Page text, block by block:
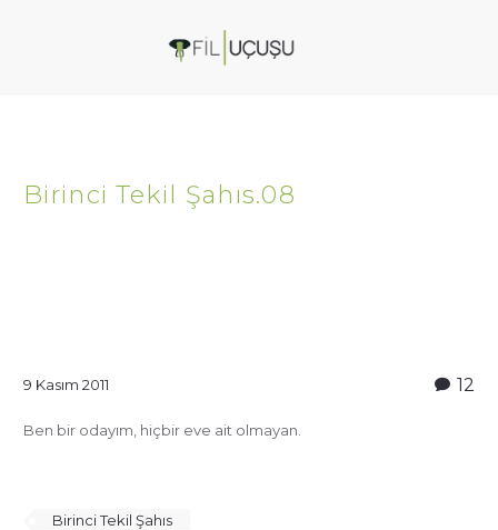
Birinci Tekil Şahıs.08
12
9 Kasım 2011
Ben bir odayım, hiçbir eve ait olmayan.
Birinci Tekil Şahıs